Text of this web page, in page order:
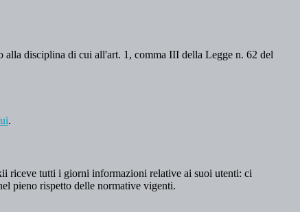
alla disciplina di cui all'art. 1, comma III della Legge n. 62 del
.
riceve tutti i giorni informazioni relative ai suoi utenti: ci
pieno rispetto delle normative vigenti.